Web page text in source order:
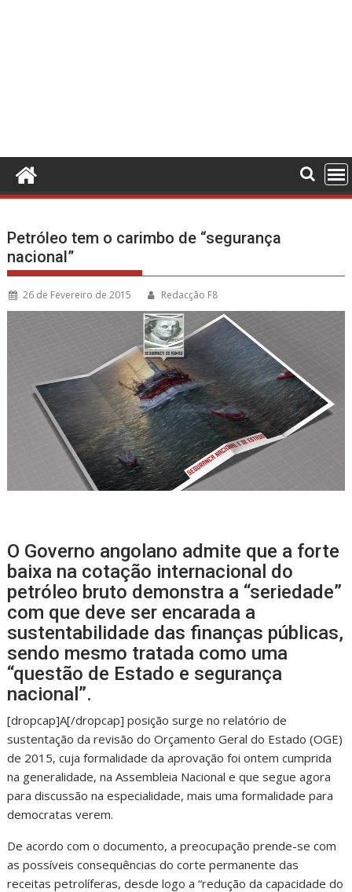
Petróleo tem o carimbo de “segurança
nacional”
26 de Fevereiro de 2015 Redacção F8
O Governo angolano admite que a forte
baixa na cotação internacional do
petróleo bruto demonstra a “seriedade”
com que deve ser encarada a
sustentabilidade das finanças públicas,
sendo mesmo tratada como uma
“questão de Estado e segurança
nacional”.
[dropcap]A[/dropcap] posição surge no relatório de
sustentação da revisão do Orçamento Geral do Estado (OGE)
de 2015, cuja formalidade da aprovação foi ontem cumprida
na generalidade, na Assembleia Nacional e que segue agora
para discussão na especialidade, mais uma formalidade para
democratas verem.
De acordo com o documento, a preocupação prende-se com
as possíveis consequências do corte permanente das
receitas petrolíferas, desde logo a “redução da capacidade do